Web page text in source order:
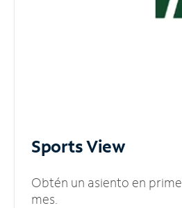
Sports View
Obtén un asiento en
mes.